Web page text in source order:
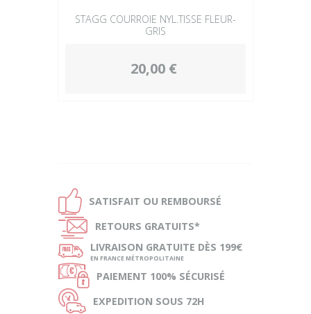
STAGG COURROIE NYL.TISSE FLEUR-
GRIS
20,00 €
Ð SATISFAIT OU REMBOURSÉ
Ñ RETOURS GRATUITS*
ø LIVRAISON GRATUITE DÈS 199€
EN FRANCE MÉTROPOLITAINE
Ø PAIEMENT 100% SÉCURISÉ
Ù EXPEDITION SOUS 72H